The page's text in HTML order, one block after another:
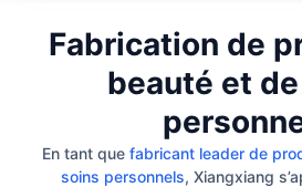
Fabrication de
beauté et
En tant que fabricant leader de
soins personnels, Xiangxiang